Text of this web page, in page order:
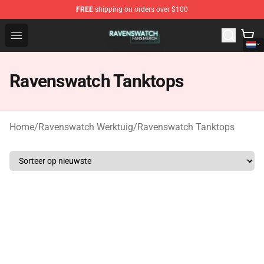
FREE shipping on orders over $100
Open menu
Ravenswatch Shop - Official Ravenswatch Merchandise
Ravenswatch Tanktops
Home/Ravenswatch Werktuig/Ravenswatch Tanktops